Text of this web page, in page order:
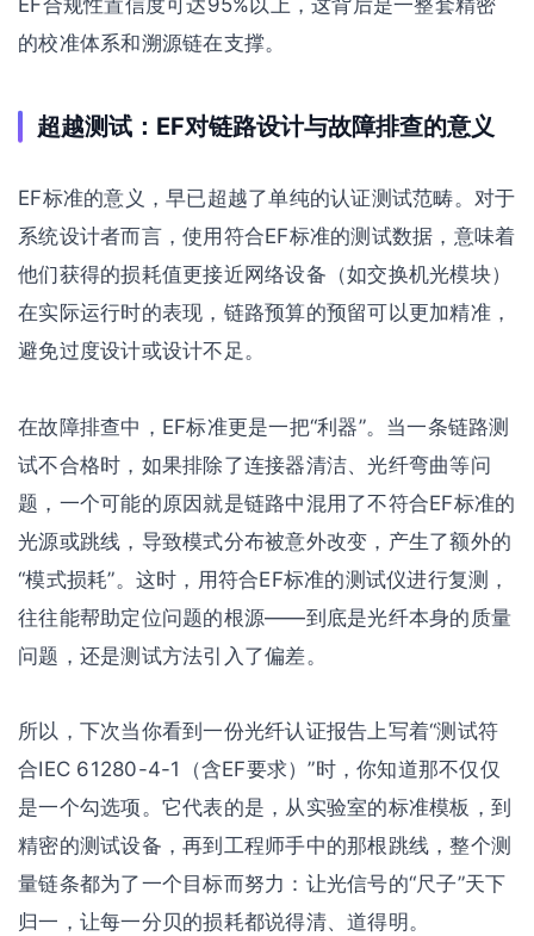
EF合规性置信度可达95%以上，这背后是一整套精密
的校准体系和溯源链在支撑。
超越测试：EF对链路设计与故障排查的意义
EF标准的意义，早已超越了单纯的认证测试范畴。对于
系统设计者而言，使用符合EF标准的测试数据，意味着
他们获得的损耗值更接近网络设备（如交换机光模块）
在实际运行时的表现，链路预算的预留可以更加精准，
避免过度设计或设计不足。
在故障排查中，EF标准更是一把“利器”。当一条链路测
试不合格时，如果排除了连接器清洁、光纤弯曲等问
题，一个可能的原因就是链路中混用了不符合EF标准的
光源或跳线，导致模式分布被意外改变，产生了额外的
“模式损耗”。这时，用符合EF标准的测试仪进行复测，
往往能帮助定位问题的根源——到底是光纤本身的质量
问题，还是测试方法引入了偏差。
所以，下次当你看到一份光纤认证报告上写着“测试符
合IEC 61280-4-1（含EF要求）”时，你知道那不仅仅
是一个勾选项。它代表的是，从实验室的标准模板，到
精密的测试设备，再到工程师手中的那根跳线，整个测
量链条都为了一个目标而努力：让光信号的“尺子”天下
归一，让每一分贝的损耗都说得清、道得明。